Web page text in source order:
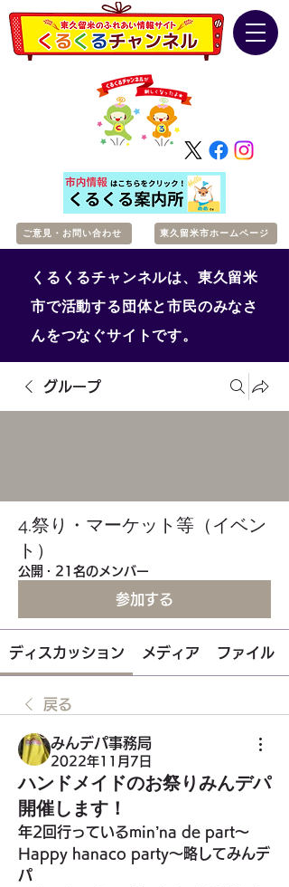
ご意見・お問い合わせ 東久留米市ホームページ
くるくるチャンネルは、東久留米
市で活動する団体と市民のみなさ
んをつなぐサイトです。
グループ
4.祭り・マーケット等（イベン
ト）
公開 · 21名のメンバー
参加する
ディスカッション メディア ファイル
戻る
みんデパ事務局
2022年11月7日
ハンドメイドのお祭りみんデパ
開催します！
年2回行っているmin’na de part〜
Happy hanaco party〜略してみんデ
パ